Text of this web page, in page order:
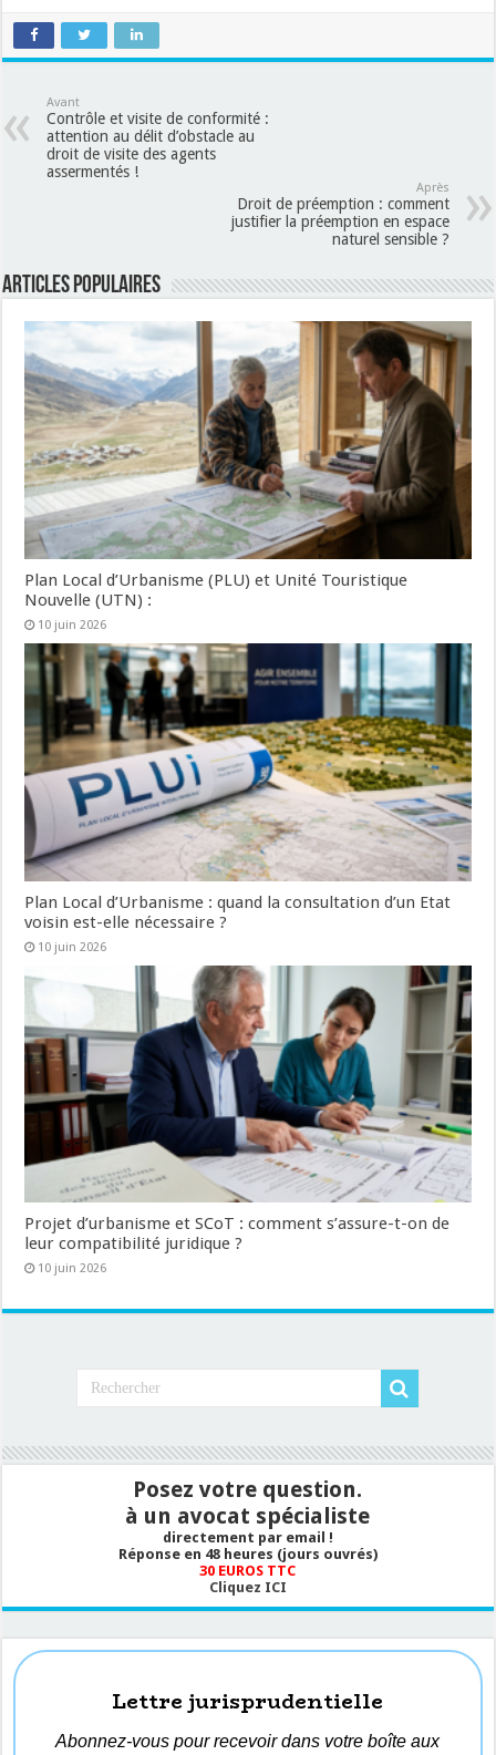
Avant
Contrôle et visite de conformité :
attention au délit d’obstacle au
droit de visite des agents
assermentés !
Après
Droit de préemption : comment
justifier la préemption en espace
naturel sensible ?
Articles populaires
Plan Local d’Urbanisme (PLU) et Unité Touristique
Nouvelle (UTN) :
10 juin 2026
Plan Local d’Urbanisme : quand la consultation d’un Etat
voisin est-elle nécessaire ?
10 juin 2026
Projet d’urbanisme et SCoT : comment s’assure-t-on de
leur compatibilité juridique ?
10 juin 2026
Posez votre question.
à un avocat spécialiste
directement par email !
Réponse en 48 heures (jours ouvrés)
30 EUROS TTC
Cliquez ICI
Lettre jurisprudentielle
Abonnez-vous pour recevoir dans votre boîte aux